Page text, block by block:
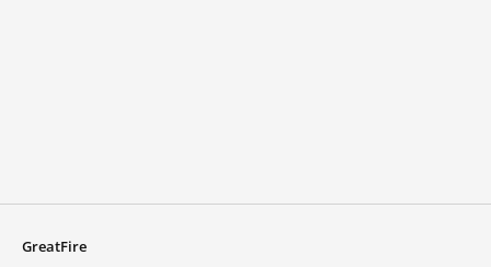
GreatFire